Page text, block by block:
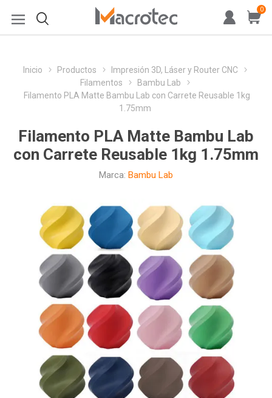
0
Inicio Productos
Impresión 3D, Láser y Router CNC
Filamentos
Bambu Lab
Filamento PLA Matte Bambu Lab con Carrete Reusable 1kg
1.75mm
Filamento PLA Matte Bambu Lab
con Carrete Reusable 1kg 1.75mm
Marca: Bambu Lab